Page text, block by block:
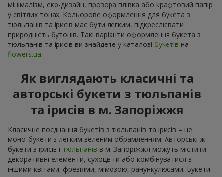
мінімалізм, еко-дизайн, прозора плівка або крафтовий папір
у світлих тонах. Кольорове оформлення для букета з
тюльпанів та ірисів має бути легким, підкреслювати
природність бутонів. Такі варіанти оформлення букета з
тюльпанів та ірисів ви знайдете у каталозі букетів на
flowers.ua.
Як виглядають класичні та
авторські букети з тюльпанів
та ірисів в м. Запоріжжя
Класичне поєднання букетів з тюльпанів та ірисів – це
моно-букети з легким зеленим обрамленням. Авторські ж
букети з ірисів і тюльпанів в м. Запоріжжя можуть містити
декоративні елементи, сухоцвіти або комбінуватися з
іншими квітами: фрезіями, мімозою, ранункулюсами. Букети